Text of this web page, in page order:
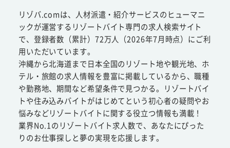
リゾバ.comは、人材派遣・紹介サービスのヒューマニ
ックが運営するリゾートバイト専門の求人検索サイト
で、登録者数（累計）72万人（2026年7月時点）にご利
用いただいています。
沖縄から北海道まで日本全国のリゾート地や観光地、ホ
テル・旅館の求人情報を豊富に掲載しているから、職種
や勤務地、期間など希望条件で見つかる。リゾートバイ
トや住み込みバイトがはじめてという初心者の疑問やお
悩みなどリゾートバイトに関する役立つ情報も満載！
業界No.1のリゾートバイト求人数で、あなたにぴった
りのお仕事探しと夢の実現を応援します。